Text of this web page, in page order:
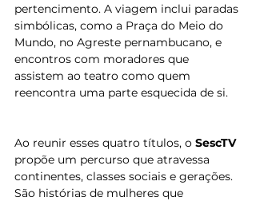
pertencimento. A viagem inclui paradas
simbólicas, como a Praça do Meio do
Mundo, no Agreste pernambucano, e
encontros com moradores que
assistem ao teatro como quem
reencontra uma parte esquecida de si.
Ao reunir esses quatro títulos, o SescTV
propõe um percurso que atravessa
continentes, classes sociais e gerações.
São histórias de mulheres que